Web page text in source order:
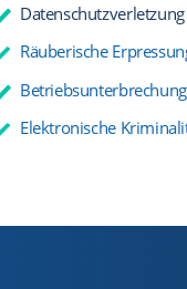
Datenschutzverletzung
Räuberische
Betriebsunterbrechung
Elektronische